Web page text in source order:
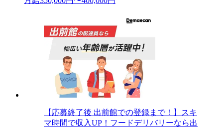
【応募終了後 出前館での登録まで！】スキ
マ時間で収入UP！フードデリバリーなら出